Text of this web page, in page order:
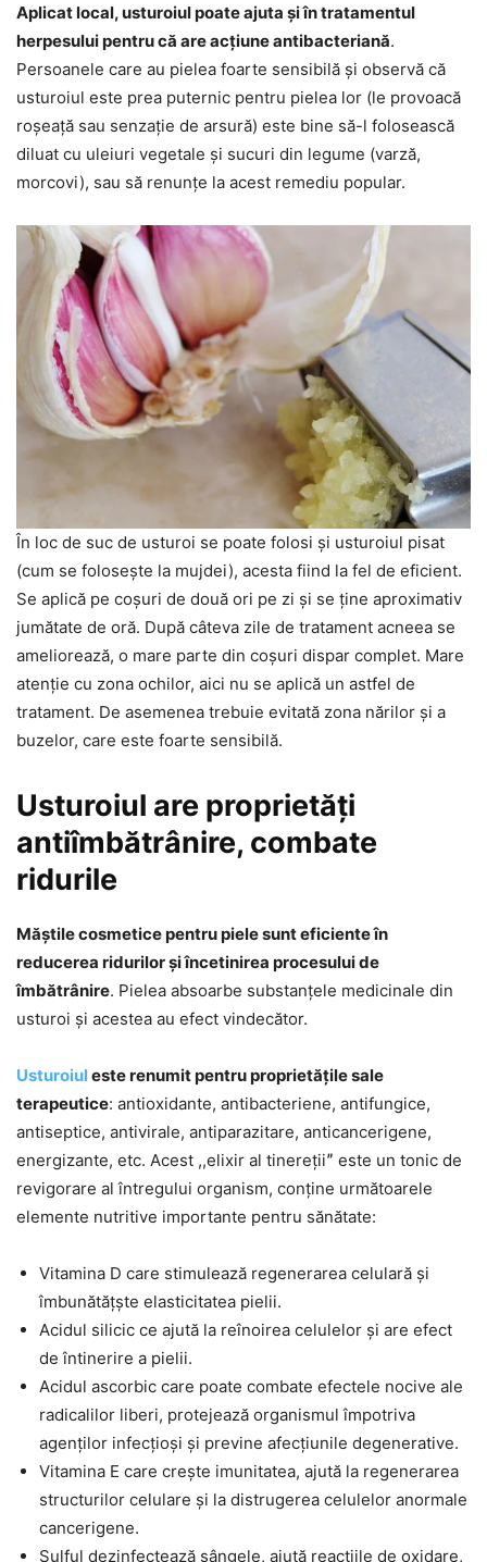
Aplicat local, usturoiul poate ajuta și în tratamentul
herpesului pentru că are acțiune antibacteriană.
Persoanele care au pielea foarte sensibilă și observă că
usturoiul este prea puternic pentru pielea lor (le provoacă
roșeață sau senzație de arsură) este bine să-l folosească
diluat cu uleiuri vegetale și sucuri din legume (varză,
morcovi), sau să renunțe la acest remediu popular.
În loc de suc de usturoi se poate folosi și usturoiul pisat
(cum se folosește la mujdei), acesta fiind la fel de eficient.
Se aplică pe coșuri de două ori pe zi și se ține aproximativ
jumătate de oră. După câteva zile de tratament acneea se
ameliorează, o mare parte din coșuri dispar complet. Mare
atenție cu zona ochilor, aici nu se aplică un astfel de
tratament. De asemenea trebuie evitată zona nărilor și a
buzelor, care este foarte sensibilă.
Usturoiul are proprietăți
antiîmbătrânire, combate
ridurile
Măștile cosmetice pentru piele sunt eficiente în
reducerea ridurilor și încetinirea procesului de
îmbătrânire. Pielea absoarbe substanțele medicinale din
usturoi și acestea au efect vindecător.
Usturoiuleste renumit pentru proprietățile sale
terapeutice: antioxidante, antibacteriene, antifungice,
antiseptice, antivirale, antiparazitare, anticancerigene,
energizante, etc. Acest ,,elixir al tinerețiiˮ este un tonic de
revigorare al întregului organism, conține următoarele
elemente nutritive importante pentru sănătate:
Vitamina D care stimulează regenerarea celulară și
îmbunătățște elasticitatea pielii.
Acidul silicic ce ajută la reînoirea celulelor și are efect
de întinerire a pielii.
Acidul ascorbic care poate combate efectele nocive ale
radicalilor liberi, protejează organismul împotriva
agenților infecțioși și previne afecțiunile degenerative.
Vitamina E care crește imunitatea, ajută la regenerarea
structurilor celulare și la distrugerea celulelor anormale
cancerigene.
Sulful dezinfectează sângele, ajută reacțiile de oxidare,